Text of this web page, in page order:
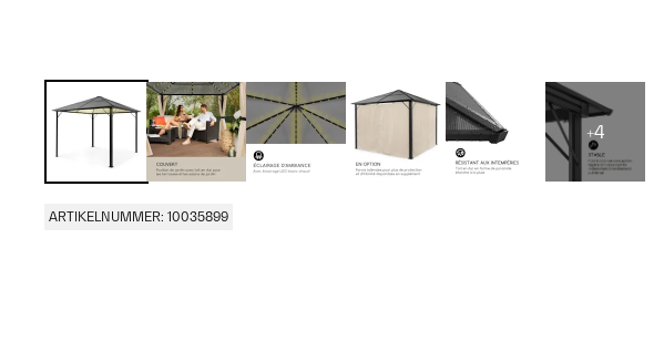
+4
ARTIKELNUMMER: 10035899